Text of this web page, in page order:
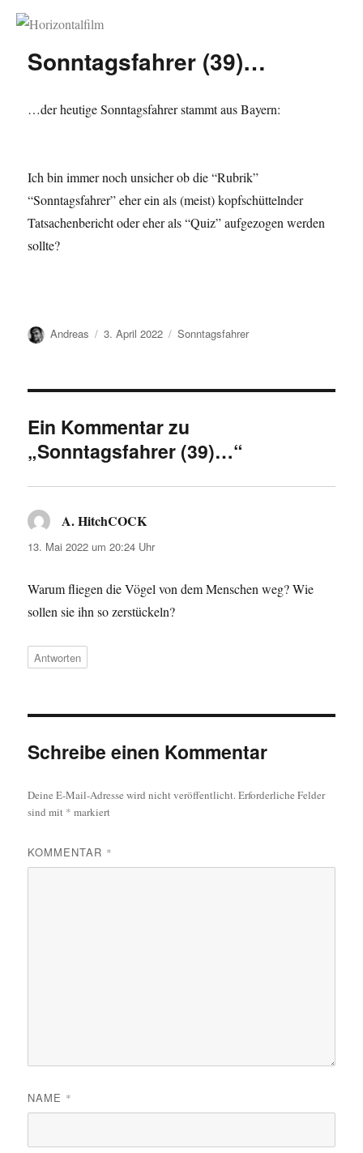
Horizontalfilm
Sonntagsfahrer (39)…
…der heutige Sonntagsfahrer stammt aus Bayern:
Ich bin immer noch unsicher ob die “Rubrik”
“Sonntagsfahrer” eher ein als (meist) kopfschüttelnder
Tatsachenbericht oder eher als “Quiz” aufgezogen werden
sollte?
Autor
Andreas
Veröffentlicht
3. April 2022 Kategorien
Sonntagsfahrer
Ein Kommentar zu
„Sonntagsfahrer (39)…“
A. HitchCOCK
13. Mai 2022 um 20:24 Uhr
Warum fliegen die Vögel von dem Menschen weg? Wie
sollen sie ihn so zerstückeln?
Antworten
Schreibe einen Kommentar
Deine E-Mail-Adresse wird nicht veröffentlicht. Erforderliche Felder
sind mit * markiert
KOMMENTAR *
NAME *